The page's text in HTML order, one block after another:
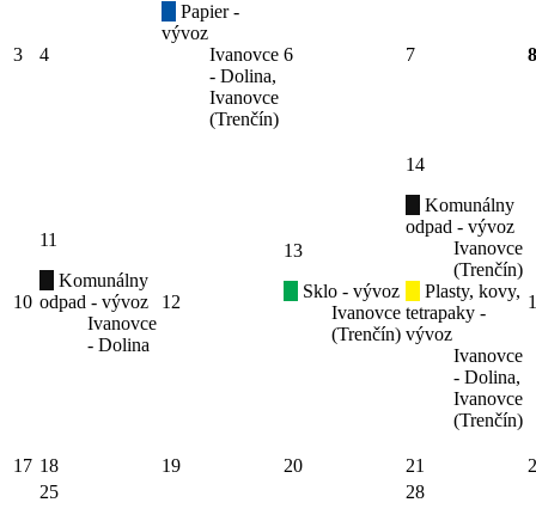
3 4
Papier -
vývoz
Ivanovce
- Dolina,
Ivanovce
(Trenčín)
6 7 8
10
11
Komunálny
odpad - vývoz
Ivanovce
- Dolina
12
13
Sklo - vývoz
Ivanovce
(Trenčín)
14
Komunálny
odpad - vývoz
Ivanovce
(Trenčín)
Plasty, kovy,
tetrapaky -
vývoz
Ivanovce
- Dolina,
Ivanovce
(Trenčín)
17 18 19 20 21
25
28